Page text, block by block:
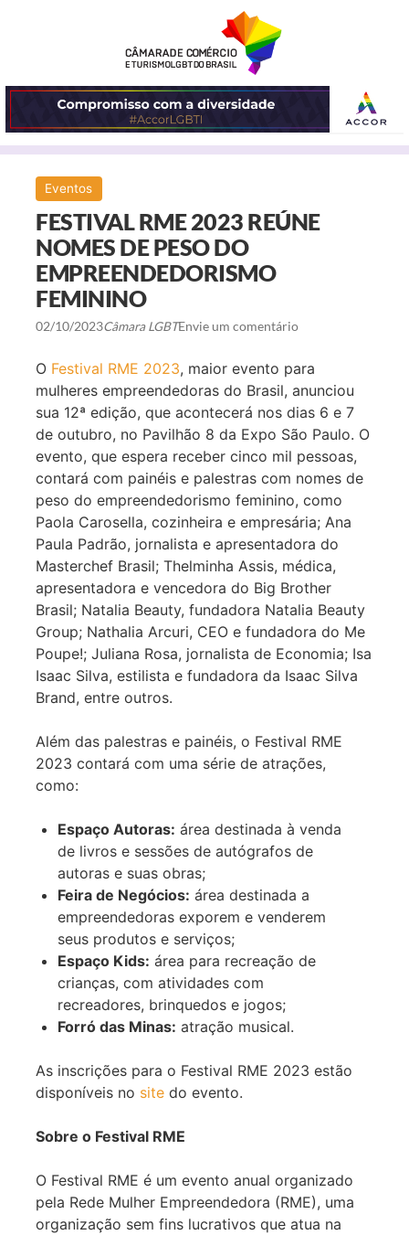
O
MENU
Eventos
FESTIVAL RME 2023 REÚNE
NOMES DE PESO DO
EMPREENDEDORISMO
FEMININO
02/10/2023Câmara LGBTEnvie um comentário
O Festival RME 2023, maior evento para
mulheres empreendedoras do Brasil, anunciou
sua 12ª edição, que acontecerá nos dias 6 e 7
de outubro, no Pavilhão 8 da Expo São Paulo. O
evento, que espera receber cinco mil pessoas,
contará com painéis e palestras com nomes de
peso do empreendedorismo feminino, como
Paola Carosella, cozinheira e empresária; Ana
Paula Padrão, jornalista e apresentadora do
Masterchef Brasil; Thelminha Assis, médica,
apresentadora e vencedora do Big Brother
Brasil; Natalia Beauty, fundadora Natalia Beauty
Group; Nathalia Arcuri, CEO e fundadora do Me
Poupe!; Juliana Rosa, jornalista de Economia; Isa
Isaac Silva, estilista e fundadora da Isaac Silva
Brand, entre outros.
Além das palestras e painéis, o Festival RME
2023 contará com uma série de atrações,
como:
Espaço Autoras: área destinada à venda
de livros e sessões de autógrafos de
autoras e suas obras;
Feira de Negócios: área destinada a
empreendedoras exporem e venderem
seus produtos e serviços;
Espaço Kids: área para recreação de
crianças, com atividades com
recreadores, brinquedos e jogos;
Forró das Minas: atração musical.
As inscrições para o Festival RME 2023 estão
disponíveis no site do evento.
Sobre o Festival RME
O Festival RME é um evento anual organizado
pela Rede Mulher Empreendedora (RME), uma
organização sem fins lucrativos que atua na